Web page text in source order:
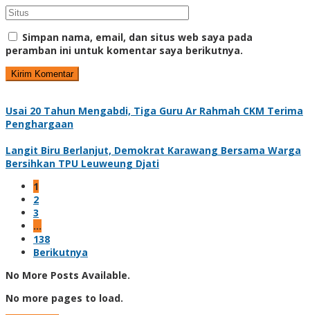
Simpan nama, email, dan situs web saya pada
peramban ini untuk komentar saya berikutnya.
Usai 20 Tahun Mengabdi, Tiga Guru Ar Rahmah CKM Terima
Penghargaan
Langit Biru Berlanjut, Demokrat Karawang Bersama Warga
Bersihkan TPU Leuweung Djati
1
2
3
…
138
Berikutnya
No More Posts Available.
No more pages to load.